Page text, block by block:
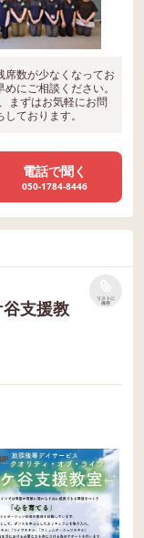
席数が少なくなってお
にご相談ください。
まずはお気軽にお問
ております。
電話で聞く
050-1784-8446
支援教
リストに
保存